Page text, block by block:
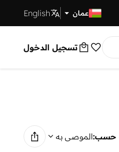
عمان English
تسجيل الدخول
حسب:الموصى به